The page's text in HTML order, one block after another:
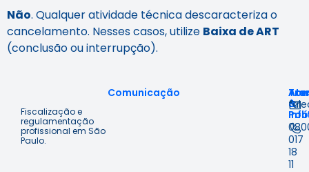
Não. Qualquer atividade técnica descaracteriza o
cancelamento. Nesses casos, utilize Baixa de ART
(conclusão ou interrupção).
Fiscalização e
regulamentação
profissional em São
Paulo.
Comunicação
à
&
017
18
11